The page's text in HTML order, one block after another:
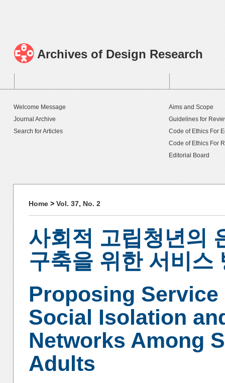
Archives of Design Research
Welcome Message
Journal Archive
Search for Articles
Aims and Scope
Guidelines for
Code of Ethics For
Code of Ethics For
Editorial Board
Home> Vol. 37, No. 2
사회적 고립청년의
구축을 위한 서비스
Proposing
Social Isolation
Networks Among
Adults